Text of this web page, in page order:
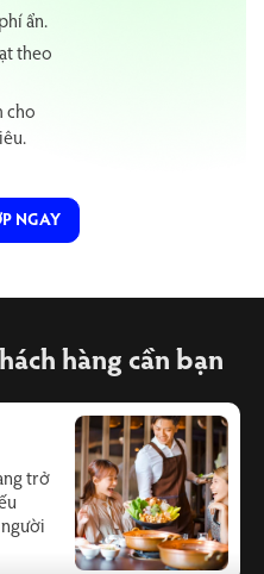
ẩn.
theo
cho
NGAY
hàng cần bạn
trở